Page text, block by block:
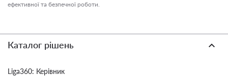
ефективної та безпечної роботи.
Каталог рішень
Liga360: Керівник